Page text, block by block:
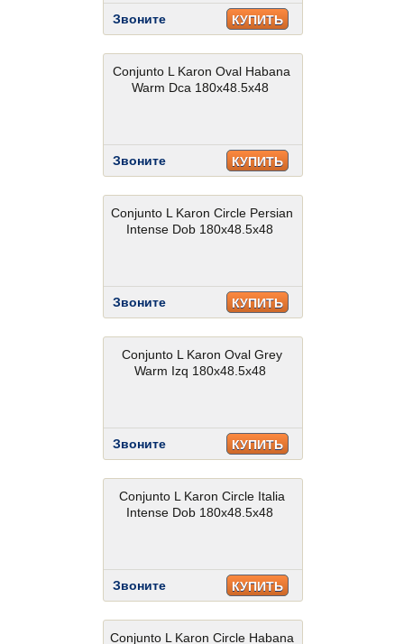
Звоните КУПИТЬ
Conjunto L Karon Oval Habana
Warm Dca 180x48.5x48
Звоните КУПИТЬ
Conjunto L Karon Circle Persian
Intense Dob 180x48.5x48
Звоните КУПИТЬ
Conjunto L Karon Oval Grey
Warm Izq 180x48.5x48
Звоните КУПИТЬ
Conjunto L Karon Circle Italia
Intense Dob 180x48.5x48
Звоните КУПИТЬ
Conjunto L Karon Circle Habana